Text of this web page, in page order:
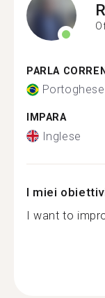
PARLA
Portoghese
IMPARA
Inglese
I miei
I want to